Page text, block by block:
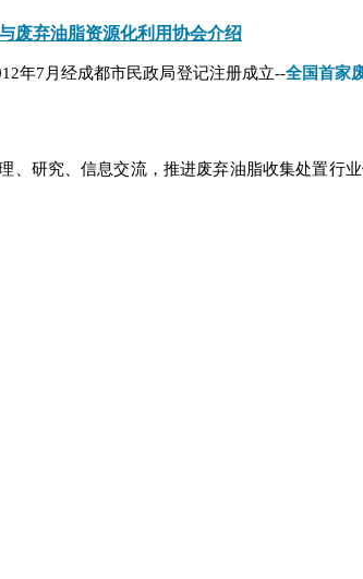
废弃油脂资源化利用协会介绍
年7月经成都市民政局登记注册成立--全国首家
研究、信息交流，推进废弃油脂收集处置行